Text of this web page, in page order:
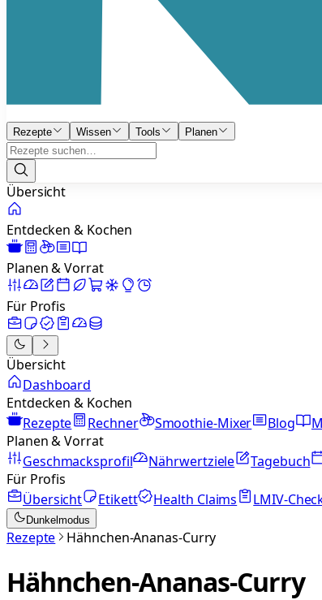
Rezepte Wissen Tools Planen
Übersicht
Entdecken & Kochen
Planen & Vorrat
Für Profis
Übersicht
Dashboard
Entdecken & Kochen
Rezepte
Rechner Smoothie-Mixer Blog
Planen & Vorrat
Geschmacksprofil
Nährwertziele Tagebuch
Für Profis
Übersicht
Etikett Health Claims LMIV-
Dunkelmodus
Rezepte Hähnchen-Ananas-Curry
Hähnchen-Ananas-Curry